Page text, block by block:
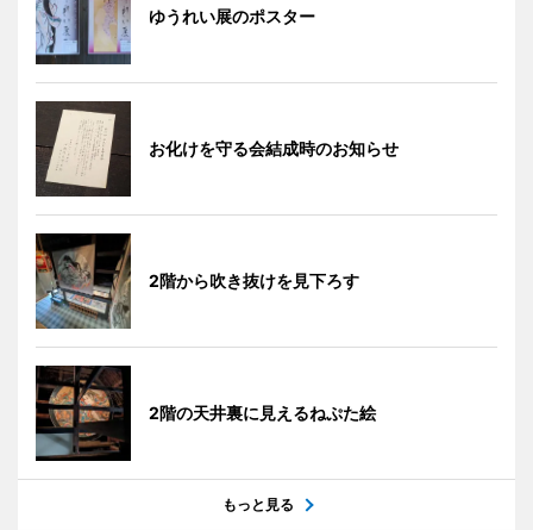
ゆうれい展のポスター
お化けを守る会結成時のお知らせ
2階から吹き抜けを見下ろす
2階の天井裏に見えるねぷた絵
もっと見る